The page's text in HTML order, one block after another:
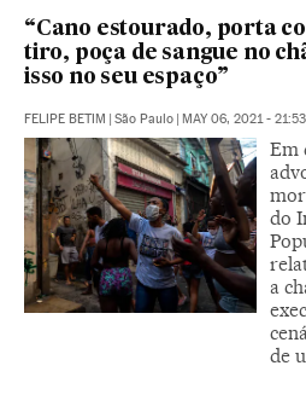
“Cano estourado, porta
tiro, poça de sangue no
isso no seu espaço”
FELIPE BETIM | São Paulo | MAY 06, 2021 - 21:53
Em
do
a
de